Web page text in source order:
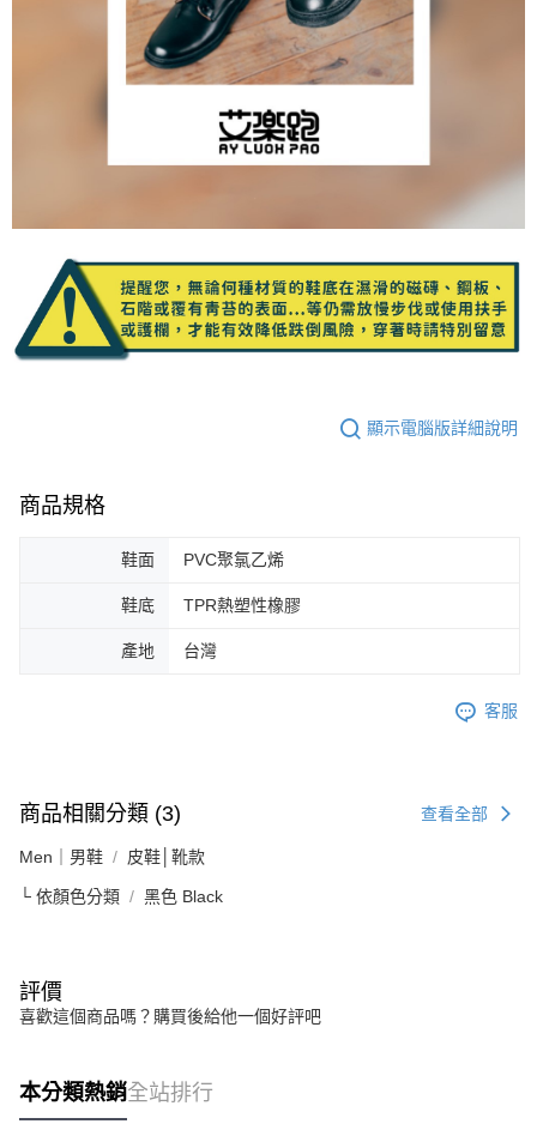
顯示電腦版詳細說明
商品規格
鞋面 PVC聚氯乙烯
鞋底 TPR熱塑性橡膠
產地 台灣
客服
商品相關分類 (3) 查看全部
Men｜男鞋 皮鞋│靴款
└ 依顏色分類 黑色 Black
評價
喜歡這個商品嗎？購買後給他一個好評吧
本分類熱銷全站排行